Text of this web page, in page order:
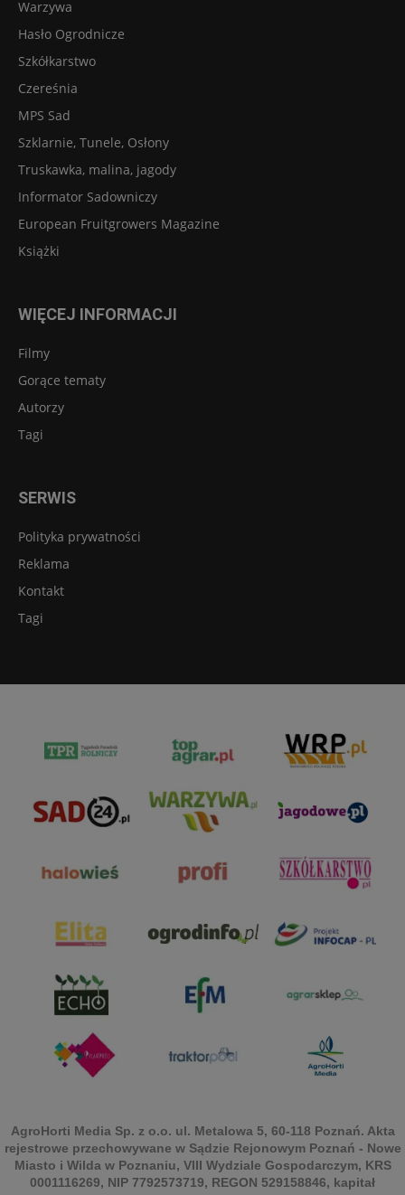
Warzywa
Hasło Ogrodnicze
Szkółkarstwo
Czereśnia
MPS Sad
Szklarnie, Tunele, Osłony
Truskawka, malina, jagody
Informator Sadowniczy
European Fruitgrowers Magazine
Książki
WIĘCEJ INFORMACJI
Filmy
Gorące tematy
Autorzy
Tagi
SERWIS
Polityka prywatności
Reklama
Kontakt
Tagi
AgroHorti Media Sp. z o.o. ul. Metalowa 5, 60-118 Poznań. Akta
rejestrowe przechowywane w Sądzie Rejonowym Poznań - Nowe
Miasto i Wilda w Poznaniu, VIII Wydziale Gospodarczym, KRS
0001116269, NIP 7792573719, REGON 529158846, kapitał